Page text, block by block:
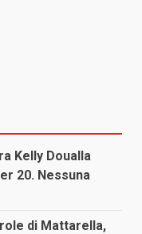
Kelly Doualla
20. Nessuna
di Mattarella,